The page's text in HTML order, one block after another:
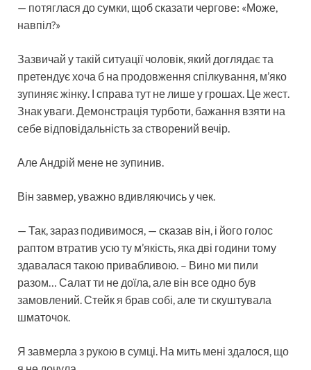
— потяглася до сумки, щоб сказати чергове: «Може,
навпіл?»
Зазвичай у такій ситуації чоловік, який доглядає та
претендує хоча б на продовження спілкування, м’яко
зупиняє жінку. І справа тут не лише у грошах. Це жест.
Знак уваги. Демонстрація турботи, бажання взяти на
себе відповідальність за створений вечір.
Але Андрій мене не зупинив.
Він завмер, уважно вдивляючись у чек.
— Так, зараз подивимося, — сказав він, і його голос
раптом втратив усю ту м’якість, яка дві години тому
здавалася такою привабливою. – Вино ми пили
разом… Салат ти не доїла, але він все одно був
замовлений. Стейк я брав собі, але ти скуштувала
шматочок.
Я завмерла з рукою в сумці. На мить мені здалося, що